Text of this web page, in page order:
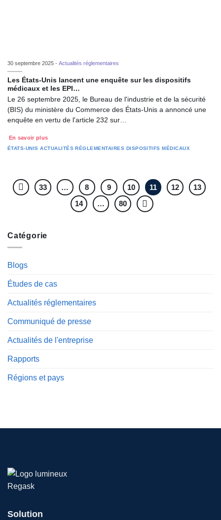
Catégorie
Blogs
Études de cas
Actualités réglementaires
Communiqué de presse
Actualités de l'entreprise
Rapports
Régions et pays
30 septembre 2025 - Actualités réglementaires
Les États-Unis lancent une enquête sur les dispositifs
médicaux et les EPI…
Le 26 septembre 2025, le Bureau de l'industrie et de la sécurité
(BIS) du ministère du Commerce des États-Unis a annoncé une
enquête en vertu de l'article 232 sur…
En savoir plus
ÉTATS-UNIS ACTUALITÉS RÉGLEMENTAIRES DISPOSITIFS MÉDICAUX
33 … 8 9 10 11 12
13
14
… 80
Solution